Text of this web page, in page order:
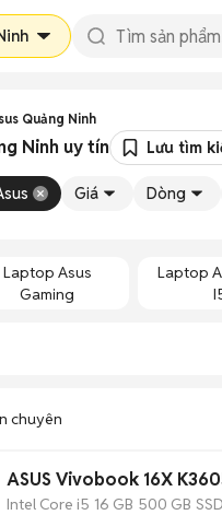
Quảng Ninh
Ninh uy tín Lưu tìm
Giá Dòng
Laptop Asus
Gaming
Laptop
chuyên
ASUS Vivobook 16X
Intel Core i5 16 GB 500 GB SSD